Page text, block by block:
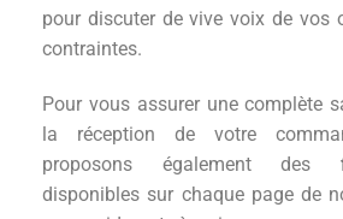
pour discuter de vive voix de vos
contraintes.
Pour vous assurer une complète
la réception de votre
proposons également des
disponibles sur chaque page de